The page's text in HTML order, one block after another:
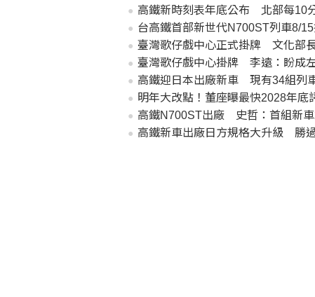
高鐵新時刻表年底公布 北部每10
台高鐵首部新世代N700ST列車8/
臺灣歌仔戲中心正式掛牌 文化部
臺灣歌仔戲中心掛牌 李遠：盼成
高鐵迎日本出廠新車 現有34組列
明年大改點！董座曝最快2028年底
高鐵N700ST出廠 史哲：首組新
高鐵新車出廠日方規格大升級 勝